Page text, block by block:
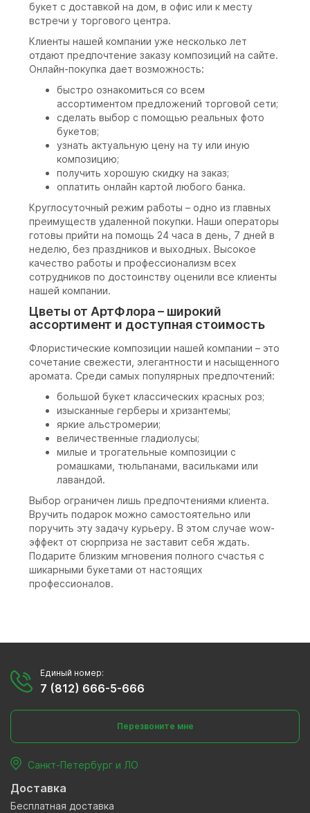
букет с доставкой на дом, в офис или к месту
встречи у торгового центра.
Клиенты нашей компании уже несколько лет
отдают предпочтение заказу композиций на сайте.
Онлайн-покупка дает возможность:
быстро ознакомиться со всем
ассортиментом предложений торговой сети;
сделать выбор с помощью реальных фото
букетов;
узнать актуальную цену на ту или иную
композицию;
получить хорошую скидку на заказ;
оплатить онлайн картой любого банка.
Круглосуточный режим работы – одно из главных
преимуществ удаленной покупки. Наши операторы
готовы прийти на помощь 24 часа в день, 7 дней в
неделю, без праздников и выходных. Высокое
качество работы и профессионализм всех
сотрудников по достоинству оценили все клиенты
нашей компании.
Цветы от АртФлора – широкий
ассортимент и доступная стоимость
Флористические композиции нашей компании – это
сочетание свежести, элегантности и насыщенного
аромата. Среди самых популярных предпочтений:
большой букет классических красных роз;
изысканные герберы и хризантемы;
яркие альстромерии;
величественные гладиолусы;
милые и трогательные композиции с
ромашками, тюльпанами, васильками или
лавандой.
Выбор ограничен лишь предпочтениями клиента.
Вручить подарок можно самостоятельно или
поручить эту задачу курьеру. В этом случае wow-
эффект от сюрприза не заставит себя ждать.
Подарите близким мгновения полного счастья с
шикарными букетами от настоящих
профессионалов.
Единый номер:
7 (812) 666-5-666
Перезвоните мне
Санкт-Петербург и ЛО
Доставка
Бесплатная доставка